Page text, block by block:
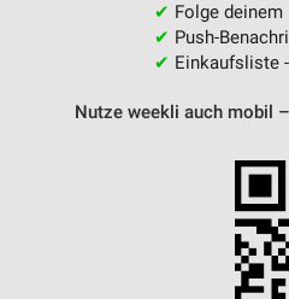
✔ Folge
✔ Push-
✔ Einkaufsliste
Nutze weekli auch mobil
Informationen